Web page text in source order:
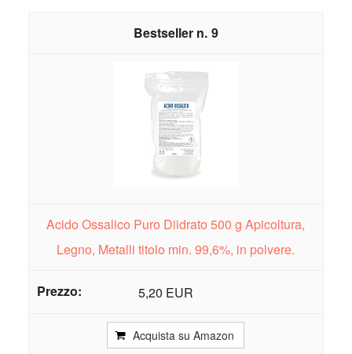
9
Acido Ossalico Puro Diidrato 500 g Apicoltura,
Legno, Metalli titolo min. 99,6%, in polvere.
5,20 EUR
Acquista su Amazon